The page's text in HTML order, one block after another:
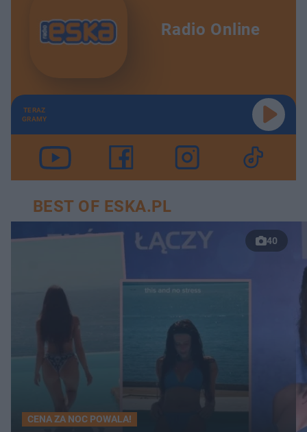
Radio Online
TERAZ
GRAMY
BEST OF ESKA.PL
40
CENA ZA NOC POWALA!